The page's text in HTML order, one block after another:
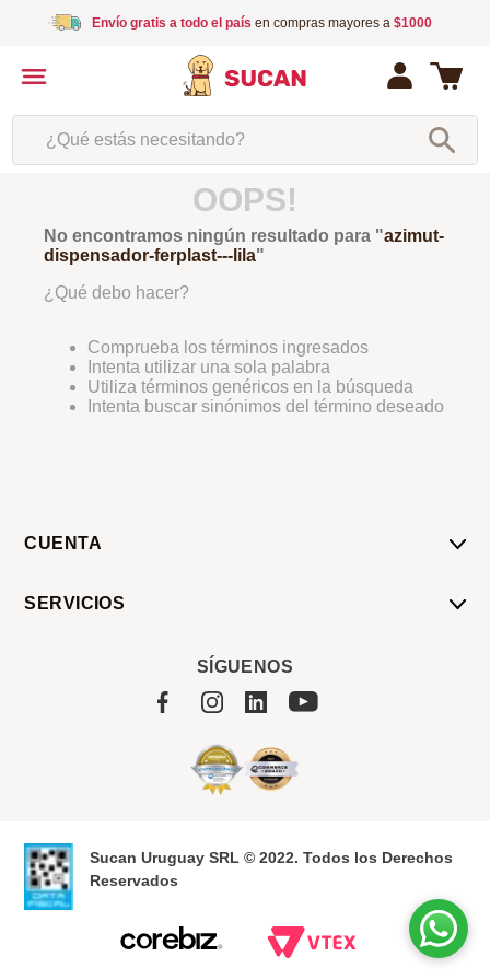
Envío gratis a todo el país en compras mayores a $1000
¿Qué estás necesitando?
OOPS!
No encontramos ningún resultado para "azimut-
dispensador-ferplast---lila"
¿Qué debo hacer?
Comprueba los términos ingresados
Intenta utilizar una sola palabra
Utiliza términos genéricos en la búsqueda
Intenta buscar sinónimos del término deseado
CUENTA
SERVICIOS
SÍGUENOS
Sucan Uruguay SRL © 2022. Todos los Derechos
Reservados